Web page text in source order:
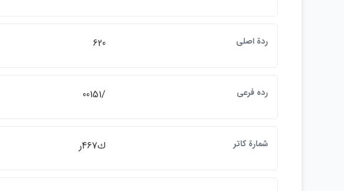
ردة اصلي 620
رده فرعي /00151
شمارة كاتر ك467ر